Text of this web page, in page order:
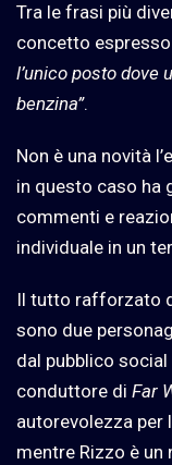
Tra le frasi più
concetto
l’unico posto dove
benzina”.
Non è una novità
in questo caso ha
commenti e
individuale in un
Il tutto rafforzato
sono due
dal pubblico
conduttore di Far
autorevolezza
mentre Rizzo è